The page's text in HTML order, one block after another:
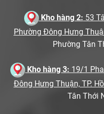
Kho hàng 2: 53
Phường Đông Hưng
Phường Tân
Kho hàng 3: 19/1
Đông Hưng Thuận, TP.
Tân Thới